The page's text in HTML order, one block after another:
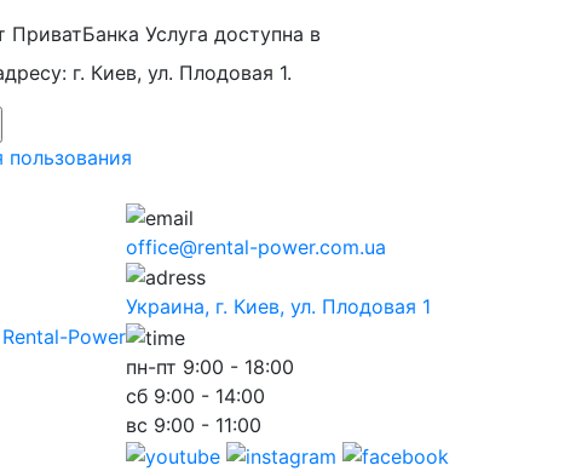
ПриватБанка Услуга доступна в
г. Киев, ул. Плодовая 1.
пользования
office@rental-power.com.ua
Украина, г. Киев, ул. Плодовая 1
пн-пт 9:00 - 18:00
сб 9:00 - 14:00
вс 9:00 - 11:00